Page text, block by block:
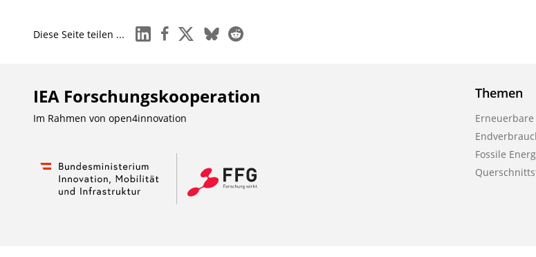
Diese Seite teilen ... linkedinfacebook
x blueskyreddit
IEA Forschungs­kooperation
Im Rahmen von open4innovation
Themen
Fossile